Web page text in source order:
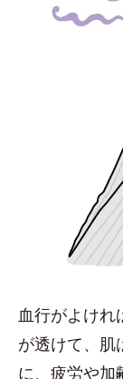
血行がよけれ
が透けて、肌
に、疲労や加